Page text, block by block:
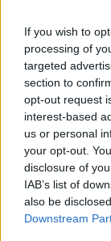
If you wish to
processing of
targeted
section to
opt-out request
interest-based
us or personal
your opt-out.
disclosure of
IAB’s list of
also be
Downstream
Az ünnep a
héber szó,
hogy az
tartják: